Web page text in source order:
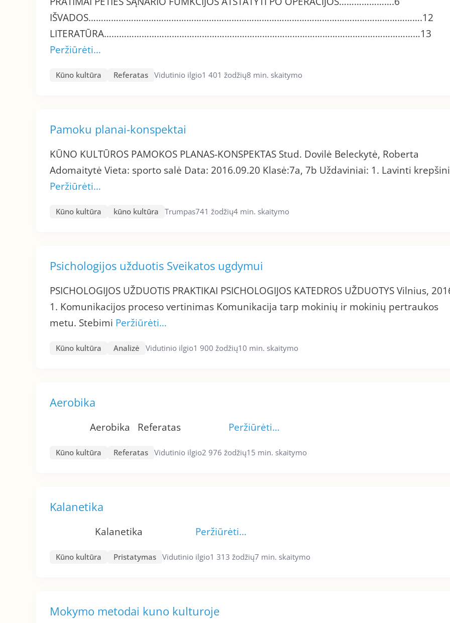
IŠVADOS…………………………………………………………………………………………………………………….12
LITERATŪRA………………………………………………………………………………………………………………13
Peržiūrėti…
Kūno kultūra Referatas Vidutinio ilgio1 401 žodžių8 min. skaitymo
Pamoku planai-konspektai
KŪNO KULTŪROS PAMOKOS PLANAS-KONSPEKTAS Stud. Dovilė Beleckytė, Roberta
Adomaitytė Vieta: sporto salė Data: 2016.09.20 Klasė:7a, 7b Uždaviniai: 1. Lavinti
Peržiūrėti…
Kūno kultūra kūno kultūra Trumpas741 žodžių4 min. skaitymo
Psichologijos užduotis Sveikatos ugdymui
PSICHOLOGIJOS UŽDUOTIS PRAKTIKAI PSICHOLOGIJOS KATEDROS UŽDUOTYS Vilnius,
1. Komunikacijos proceso vertinimas Komunikacija tarp mokinių ir mokinių pertraukos
metu. Stebimi Peržiūrėti…
Kūno kultūra Analizė Vidutinio ilgio1 900 žodžių10 min. skaitymo
Aerobika
Aerobika Referatas Peržiūrėti…
Kūno kultūra Referatas Vidutinio ilgio2 976 žodžių15 min. skaitymo
Kalanetika
Kalanetika Peržiūrėti…
Kūno kultūra Pristatymas Vidutinio ilgio1 313 žodžių7 min. skaitymo
Mokymo metodai kuno kulturoje